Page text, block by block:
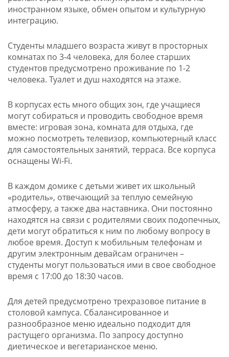
иностранном языке, обмен опытом и культурную
интеграцию.
Студенты младшего возраста живут в просторных
комнатах по 3-4 человека, для более старших
студентов предусмотрено проживание по 1-2
человека. Туалет и душ находятся на этаже.
В корпусах есть много общих зон, где учащиеся
могут собираться и проводить свободное время
вместе: игровая зона, комната для отдыха, где
можно посмотреть телевизор, компьютерный класс
для самостоятельных занятий, терраса. Все корпуса
оснащены Wi-Fi.
В каждом домике с детьми живет их школьный
«родитель», отвечающий за теплую семейную
атмосферу, а также два наставника. Они постоянно
находятся на связи с родителями своих подопечных,
дети могут обратиться к ним по любому вопросу в
любое время. Доступ к мобильным телефонам и
другим электронным девайсам ограничен –
студенты могут пользоваться ими в свое свободное
время с 17:00 до 18:30 часов.
Для детей предусмотрено трехразовое питание в
столовой кампуса. Сбалансированное и
разнообразное меню идеально подходит для
растущего организма. По запросу доступно
диетическое и вегетарианское меню.